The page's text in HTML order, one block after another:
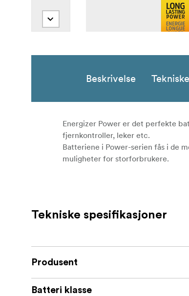
Beskrivelse
Energizer Power er det perfekte
fjernkontroller, leker etc.
Batteriene i Power-serien fås i de
muligheter for storforbrukere.
Tekniske spesifikasjoner
Produsent
Batteri klasse